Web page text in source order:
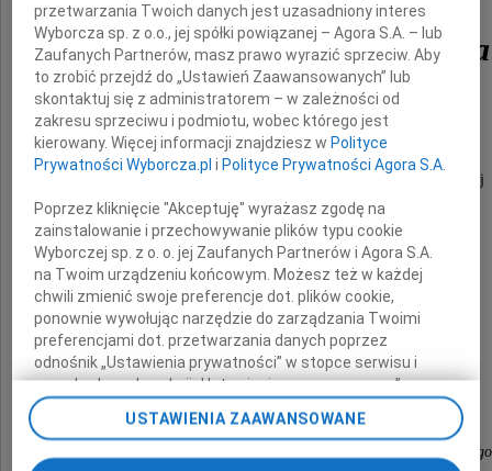
dr Ewa Mossakowska
wieloletni, zasłużony nauczyciel akademicki
w Katedrze Ekonomii i Polityki Gospodarczej
na Wydziale Nauk Ekonomicznych
Szkoły Głównej Gospodarstwa Wiejskiego.
Cześć Jej pamięci!
Rektor Szkoły Głównej Gospodarstwa Wiejskiego
przetwarzania Twoich danych jest uzasadniony interes
Wyborcza sp. z o.o., jej spółki powiązanej – Agora S.A. – lub
Zaufanych Partnerów, masz prawo wyrazić sprzeciw. Aby
to zrobić przejdź do „Ustawień Zaawansowanych” lub
skontaktuj się z administratorem – w zależności od
zakresu sprzeciwu i podmiotu, wobec którego jest
kierowany. Więcej informacji znajdziesz w Polityce
Prywatności Wyborcza.pl i Polityce Prywatności Agora S.A.
Poprzez kliknięcie "Akceptuję" wyrażasz zgodę na
zainstalowanie i przechowywanie plików typu cookie
Wyborczej sp. z o. o. jej Zaufanych Partnerów i Agora S.A.
na Twoim urządzeniu końcowym. Możesz też w każdej
chwili zmienić swoje preferencje dot. plików cookie,
ponownie wywołując narzędzie do zarządzania Twoimi
preferencjami dot. przetwarzania danych poprzez
odnośnik „Ustawienia prywatności” w stopce serwisu i
przechodząc do sekcji „Ustawienia zaawansowane”.
Zmiana ustawień plików cookie możliwa jest także za
pomocą ustawień przeglądarki.
USTAWIENIA ZAAWANSOWANE